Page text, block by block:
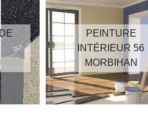
PEINTURE
INTÉRIEUR 56
MORBIHAN